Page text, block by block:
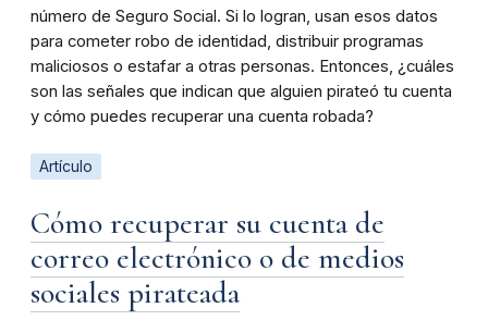
número de Seguro Social. Si lo logran, usan esos datos
para cometer robo de identidad, distribuir programas
maliciosos o estafar a otras personas. Entonces, ¿cuáles
son las señales que indican que alguien pirateó tu cuenta
y cómo puedes recuperar una cuenta robada?
Artículo
Cómo recuperar su cuenta de
correo electrónico o de medios
sociales pirateada